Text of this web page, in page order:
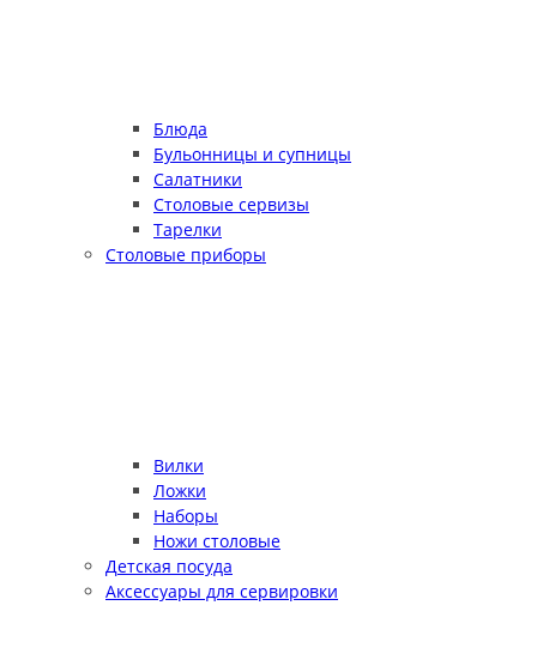
Блюда
Бульонницы и супницы
Салатники
Столовые сервизы
Тарелки
Столовые приборы
Вилки
Ложки
Наборы
Ножи столовые
Детская посуда
Аксессуары для сервировки